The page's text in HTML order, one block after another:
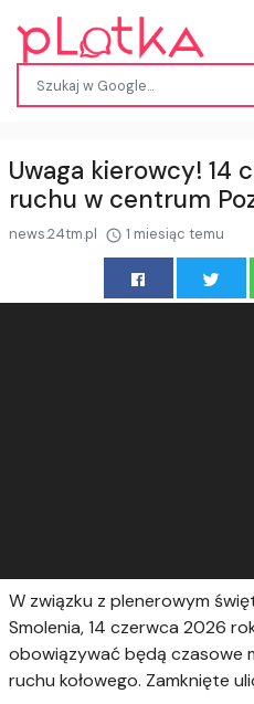
Uwaga kierowcy! 14
ruchu w centrum
news.24tm.pl 1 miesiąc temu
W związku z plenerowym
Smolenia, 14 czerwca 2026
obowiązywać będą czasowe
ruchu kołowego. Zamknięte